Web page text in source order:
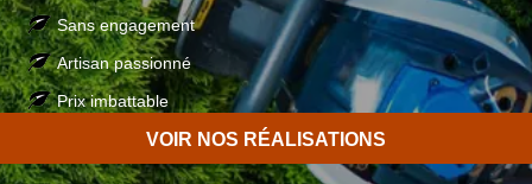
VOIR NOS RÉALISATIONS
Sans engagement
Artisan passionné
Prix imbattable
Travail de qualité